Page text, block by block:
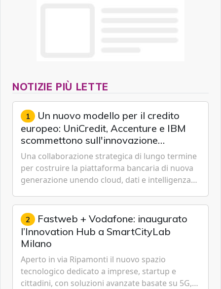
NOTIZIE PIÙ LETTE
1 Un nuovo modello per il credito
europeo: UniCredit, Accenture e IBM
scommettono sull'innovazione
tecnologica
Una collaborazione strategica di lungo termine
per costruire la piattaforma bancaria di nuova
generazione unendo cloud, dati e intelligenza
2 Fastweb + Vodafone: inaugurato
l’Innovation Hub a SmartCityLab
Milano
Aperto in via Ripamonti il nuovo spazio
tecnologico dedicato a imprese, startup e
cittadini, con soluzioni avanzate basate su 5G,